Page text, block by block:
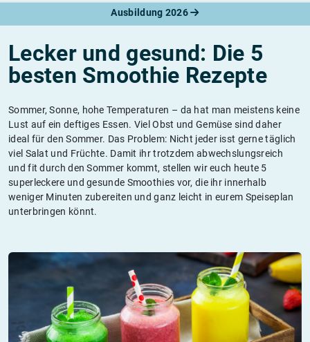
Ausbildung 2026
Lecker und gesund: Die 5
besten Smoothie Rezepte
Sommer, Sonne, hohe Temperaturen – da hat man meistens keine
Lust auf ein deftiges Essen. Viel Obst und Gemüse sind daher
ideal für den Sommer. Das Problem: Nicht jeder isst gerne täglich
viel Salat und Früchte. Damit ihr trotzdem abwechslungsreich
und fit durch den Sommer kommt, stellen wir euch heute 5
superleckere und gesunde Smoothies vor, die ihr innerhalb
weniger Minuten zubereiten und ganz leicht in eurem Speiseplan
unterbringen könnt.